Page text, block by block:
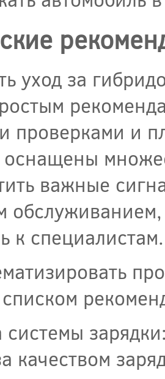
уход за
проверками и
важные
к специалистам.
качеством